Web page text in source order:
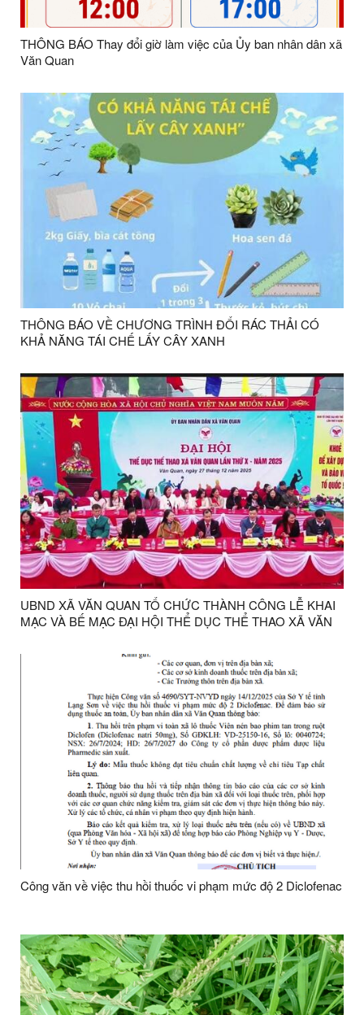
THÔNG BÁO Thay đổi giờ làm việc của Ủy ban nhân dân xã
Văn Quan
THÔNG BÁO VỀ CHƯƠNG TRÌNH ĐỔI RÁC THẢI CÓ
KHẢ NĂNG TÁI CHẾ LẤY CÂY XANH
UBND XÃ VĂN QUAN TỔ CHỨC THÀNH CÔNG LỄ KHAI
MẠC VÀ BẾ MẠC ĐẠI HỘI THỂ DỤC THỂ THAO XÃ VĂN
Công văn về việc thu hồi thuốc vi phạm mức độ 2 Diclofenac